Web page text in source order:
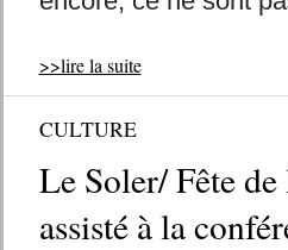
>>lire la suite
CULTURE
Le Soler/ Fête
assisté à la